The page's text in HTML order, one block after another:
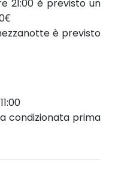
21:00 è previsto un
è previsto
condizionata prima